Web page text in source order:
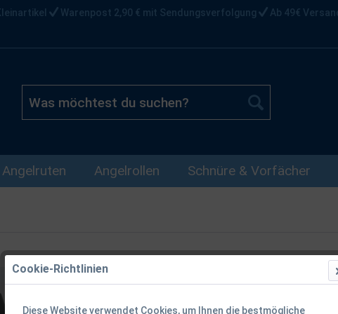
Warenpost 2,90 € mit Sendungsverfolgung Ab 49€
Angelruten Angelrollen Schnüre & Vorfächer
Stanley The
Flow 0.60l
Cookie-Richtlinien
Diese Website verwendet Cookies, um Ihnen die bestmögliche